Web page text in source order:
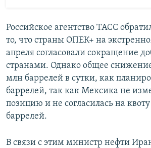
Российское агентство ТАСС
то, что страны ОПЕК+ на
апреля согласовали сокращение
странами. Однако общее снижение
млн баррелей в сутки, как
баррелей, так как Мексика не
позицию и не согласилась на
баррелей.
В связи с этим министр нефти